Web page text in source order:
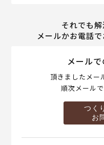
それでも解
メールかお電話
メール
頂きましたメー
順次メール
つく
お